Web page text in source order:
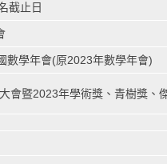
截止日
數學年會(原2023年數學年會)
會暨2023年學術獎、青樹獎、